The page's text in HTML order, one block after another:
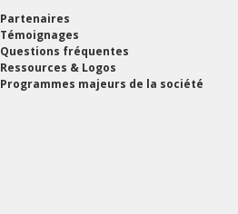
Partenaires
Témoignages
Questions fréquentes
Ressources & Logos
Programmes majeurs de la société